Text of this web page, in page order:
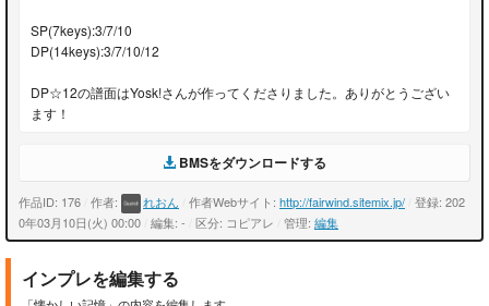
SP(7keys):3/7/10
DP(14keys):3/7/10/12
DP☆12の譜面はYosk!さんが作ってくださりました。ありがとうござい
ます！
BMSをダウンロードする
作品ID: 176 作者: れおん 作者Webサイト: http://fairwind.sitemix.jp/ 登録: 202
0年03月10日(火) 00:00 編集: - 区分: コピアレ 管理: 編集
インプレを編集する